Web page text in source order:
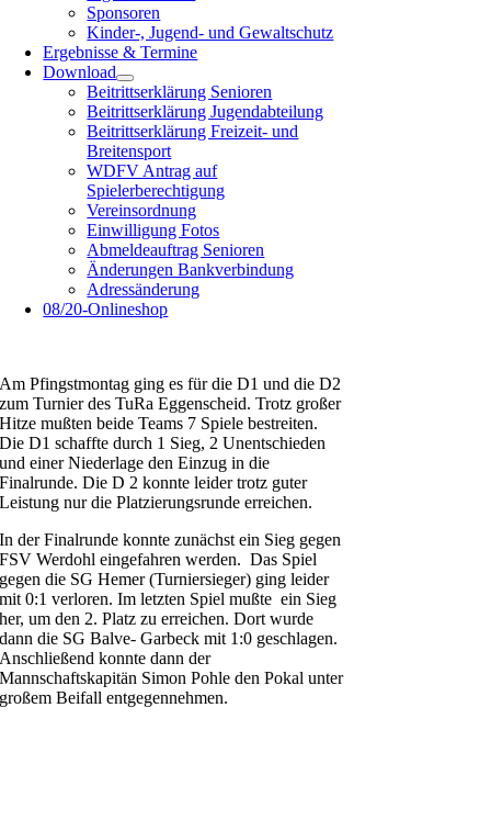
Sponsoren
Kinder-, Jugend- und Gewaltschutz
Ergebnisse & Termine
Download
Beitrittserklärung Senioren
Beitrittserklärung Jugendabteilung
Beitrittserklärung Freizeit- und
Breitensport
WDFV Antrag auf
Spielerberechtigung
Vereinsordnung
Einwilligung Fotos
Abmeldeauftrag Senioren
Änderungen Bankverbindung
Adressänderung
08/20-Onlineshop
Am Pfingstmontag ging es für die D1 und die D2
zum Turnier des TuRa Eggenscheid. Trotz großer
Hitze mußten beide Teams 7 Spiele bestreiten.
Die D1 schaffte durch 1 Sieg, 2 Unentschieden
und einer Niederlage den Einzug in die
Finalrunde. Die D 2 konnte leider trotz guter
Leistung nur die Platzierungsrunde erreichen.
In der Finalrunde konnte zunächst ein Sieg gegen
FSV Werdohl eingefahren werden. Das Spiel
gegen die SG Hemer (Turniersieger) ging leider
mit 0:1 verloren. Im letzten Spiel mußte ein Sieg
her, um den 2. Platz zu erreichen. Dort wurde
dann die SG Balve- Garbeck mit 1:0 geschlagen.
Anschließend konnte dann der
Mannschaftskapitän Simon Pohle den Pokal unter
großem Beifall entgegennehmen.